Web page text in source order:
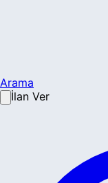
Arama
İlan Ver